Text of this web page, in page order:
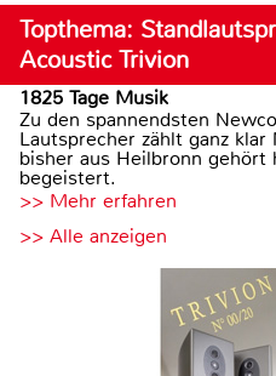
Topthema:
Acoustic Trivion
1825 Tage Musik
Zu den spannendsten
Lautsprecher zählt ganz
bisher aus Heilbronn gehört
begeistert.
>> Mehr erfahren
>> Alle anzeigen